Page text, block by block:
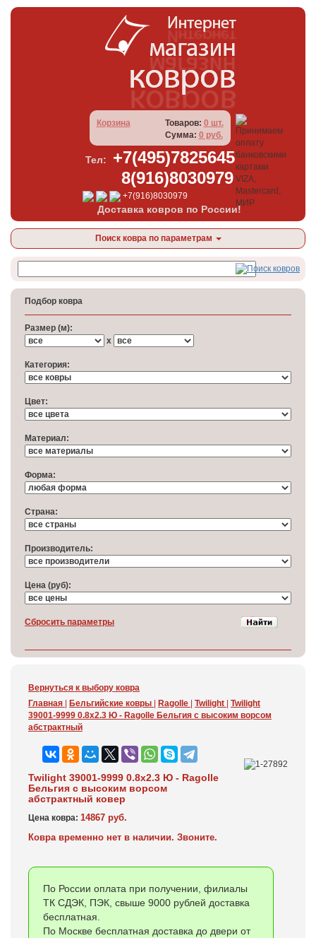
Корзина Товаров: 0 шт.
Сумма: 0 руб.
Тел:
+7(495)7825645
8(916)8030979
+7(916)8030979
Доставка ковров по России!
Поиск ковра по параметрам
Подбор ковра
Размер (м):
x
Категория:
Цвет:
Материал:
Форма:
Cтрана:
Производитель:
Цена (руб):
Cбросить параметры
Вернуться к выбору ковра
Главная
Бельгийские ковры Ragolle Twilight
Twilight
39001-9999 0.8x2.3 Ю - Ragolle Бельгия c высоким ворсом
абстрактный
Twilight 39001-9999 0.8x2.3 Ю - Ragolle
Бельгия c высоким ворсом
абстрактный ковер
Цена ковра: 14867 руб.
Ковра временно нет в наличии. Звоните.
По России оплата при получении, филиалы
ТК СДЭК, ПЭК, свыше 9000 рублей доставка
бесплатная.
По Москве бесплатная доставка до двери от